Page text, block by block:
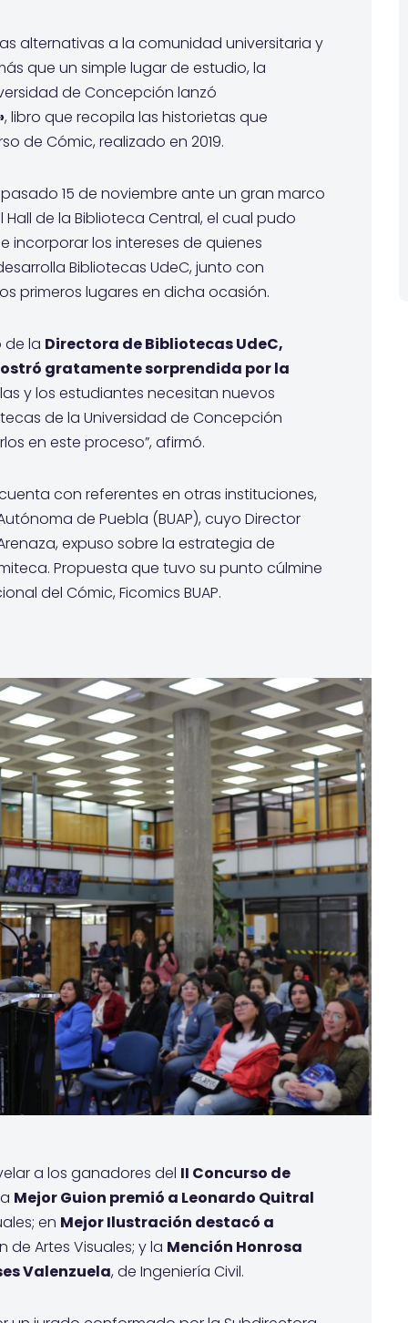
alternativas a la comunidad universitaria y
que un simple lugar de estudio, la
de Concepción lanzó
, libro que recopila las historietas que
de Cómic, realizado en 2019.
15 de noviembre ante un gran marco
de la Biblioteca Central, el cual pudo
los intereses de quienes
Bibliotecas UdeC, junto con
primeros lugares en dicha ocasión.
de la Directora de Bibliotecas UdeC,
gratamente sorprendida por la
y los estudiantes necesitan nuevos
de la Universidad de Concepción
en este proceso”, afirmó.
con referentes en otras instituciones,
de Puebla (BUAP), cuyo Director
expuso sobre la estrategia de
Propuesta que tuvo su punto cúlmine
del Cómic, Ficomics BUAP.
a los ganadores del II Concurso de
Mejor Guion premió a Leonardo Quitral
en Mejor Ilustración destacó a
de Artes Visuales; y la Mención Honrosa
Valenzuela, de Ingeniería Civil.